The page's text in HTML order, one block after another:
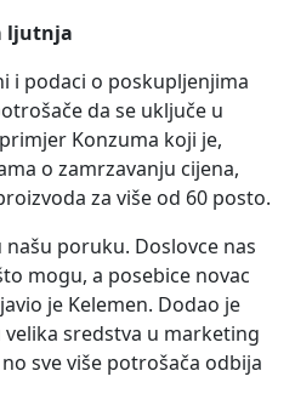
ljutnja
i podaci o poskupljenjima
da se uključe u
Konzuma koji je,
o zamrzavanju cijena,
za više od 60 posto.
poruku. Doslovce nas
mogu, a posebice novac
je Kelemen. Dodao je
sredstva u marketing
sve više potrošača odbija